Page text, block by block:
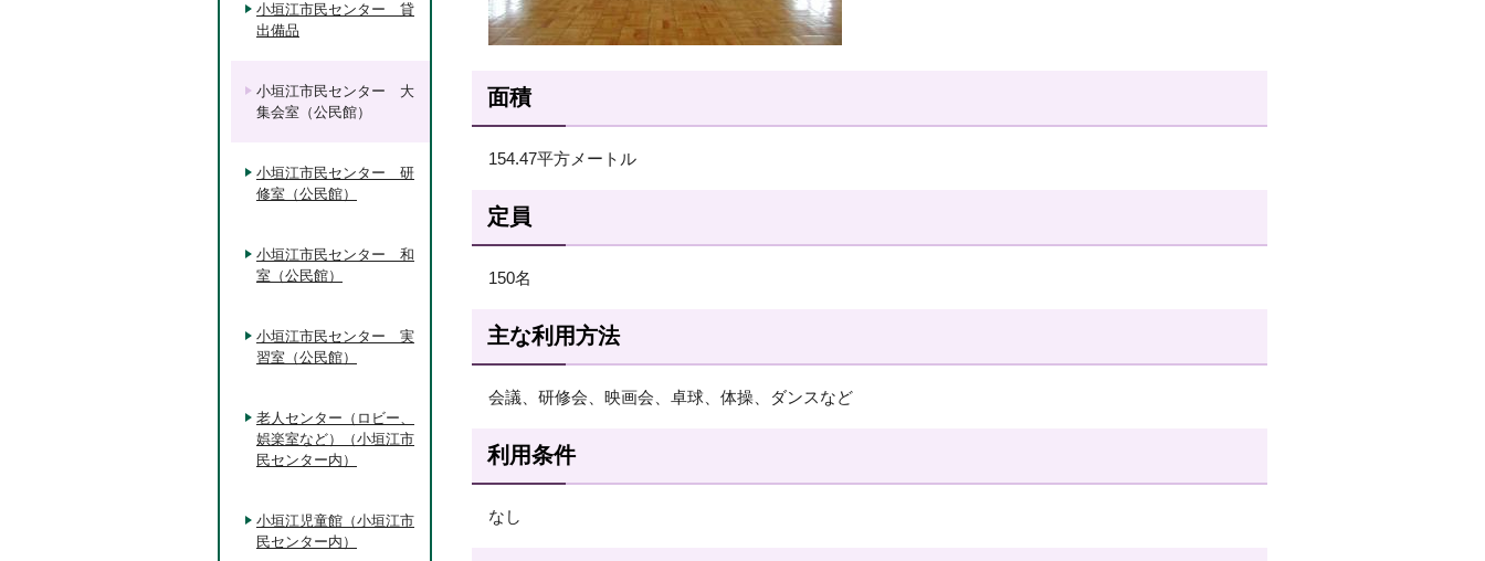
面積
154.47平方メートル
定員
150名
主な利用方法
会議、研修会、映画会、卓球、体操、ダンスなど
利用条件
なし
小垣江市民センター 貸
出備品
小垣江市民センター 大
集会室（公民館）
小垣江市民センター 研
修室（公民館）
小垣江市民センター 和
室（公民館）
小垣江市民センター 実
習室（公民館）
老人センター（ロビー、
娯楽室など）（小垣江市
民センター内）
小垣江児童館（小垣江市
民センター内）